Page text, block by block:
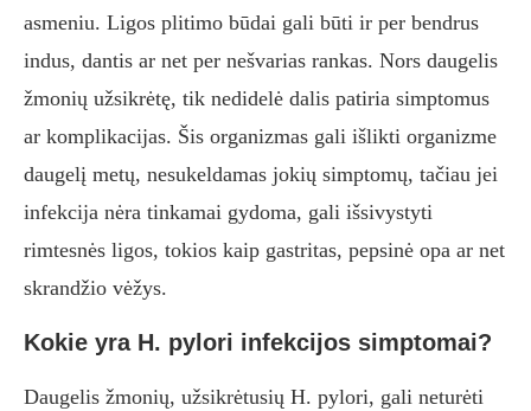
asmeniu. Ligos plitimo būdai gali būti ir per bendrus
indus, dantis ar net per nešvarias rankas. Nors daugelis
žmonių užsikrėtę, tik nedidelė dalis patiria simptomus
ar komplikacijas. Šis organizmas gali išlikti organizme
daugelį metų, nesukeldamas jokių simptomų, tačiau jei
infekcija nėra tinkamai gydoma, gali išsivystyti
rimtesnės ligos, tokios kaip gastritas, pepsinė opa ar net
skrandžio vėžys.
Kokie yra H. pylori infekcijos simptomai?
Daugelis žmonių, užsikrėtusių H. pylori, gali neturėti